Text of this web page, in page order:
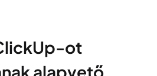
ot
alapvető